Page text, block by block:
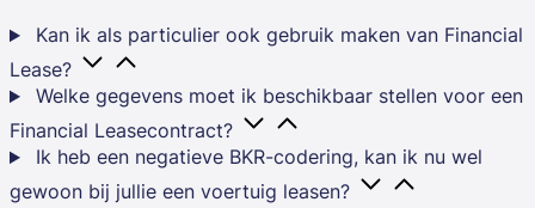
Kan ik als particulier ook gebruik maken van Financial
Lease?
Welke gegevens moet ik beschikbaar stellen voor een
Financial Leasecontract?
Ik heb een negatieve BKR-codering, kan ik nu wel
gewoon bij jullie een voertuig leasen?